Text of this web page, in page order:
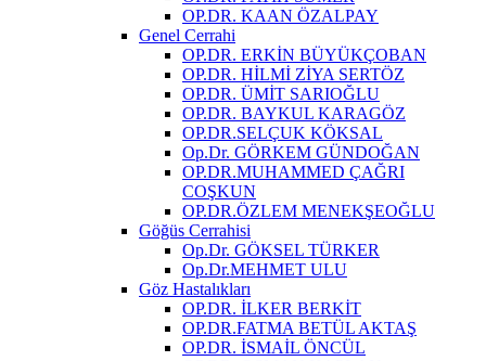
OP.DR. KAAN ÖZALPAY
Genel Cerrahi
OP.DR. ERKİN BÜYÜKÇOBAN
OP.DR. HİLMİ ZİYA SERTÖZ
OP.DR. ÜMİT SARIOĞLU
OP.DR. BAYKUL KARAGÖZ
OP.DR.SELÇUK KÖKSAL
Op.Dr. GÖRKEM GÜNDOĞAN
OP.DR.MUHAMMED ÇAĞRI
COŞKUN
OP.DR.ÖZLEM MENEKŞEOĞLU
Göğüs Cerrahisi
Op.Dr. GÖKSEL TÜRKER
Op.Dr.MEHMET ULU
Göz Hastalıkları
OP.DR. İLKER BERKİT
OP.DR.FATMA BETÜL AKTAŞ
OP.DR. İSMAİL ÖNCÜL